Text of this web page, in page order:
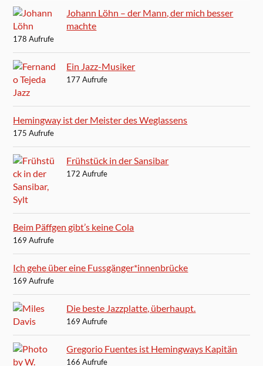
Johann Löhn – der Mann, der mich besser
machte
178 Aufrufe
Ein Jazz-Musiker
177 Aufrufe
Hemingway ist der Meister des Weglassens
175 Aufrufe
Frühstück in der Sansibar
172 Aufrufe
Beim Päffgen gibt’s keine Cola
169 Aufrufe
Ich gehe über eine Fussgänger*innenbrücke
169 Aufrufe
Die beste Jazzplatte, überhaupt.
169 Aufrufe
Gregorio Fuentes ist Hemingways Kapitän
166 Aufrufe